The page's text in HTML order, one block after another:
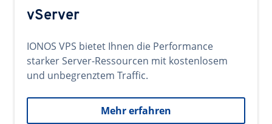
vServer
IONOS VPS bietet Ihnen die Performance
starker Server-Ressourcen mit kostenlosem
und unbegrenztem Traffic.
Mehr erfahren